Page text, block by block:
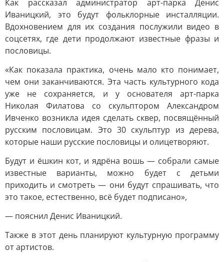
Как рассказал администратор арт-парка Денис
Иваницкий, это будут фольклорные инсталляции.
Вдохновением для их создания послужили видео в
соцсетях, где дети продолжают известные фразы и
пословицы.
«Как показала практика, очень мало кто понимает,
чем они заканчиваются. Эта часть культурного кода
уже не сохраняется, и у основателя арт-парка
Николая Филатова со скульптором Александром
Ивченко возникла идея сделать сквер, посвящённый
русским пословицам. Это 30 скульптур из дерева,
которые наши русские пословицы и олицетворяют.
Будут и ёшкин кот, и ядрёна вошь — собрали самые
известные варианты, можно будет с детьми
приходить и смотреть — они будут спрашивать, что
это такое, естественно, всё будет подписано»,
— пояснил Денис Иваницкий.
Также в этот день планируют культурную программу
от артистов.